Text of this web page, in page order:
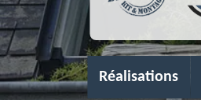
Réalisations